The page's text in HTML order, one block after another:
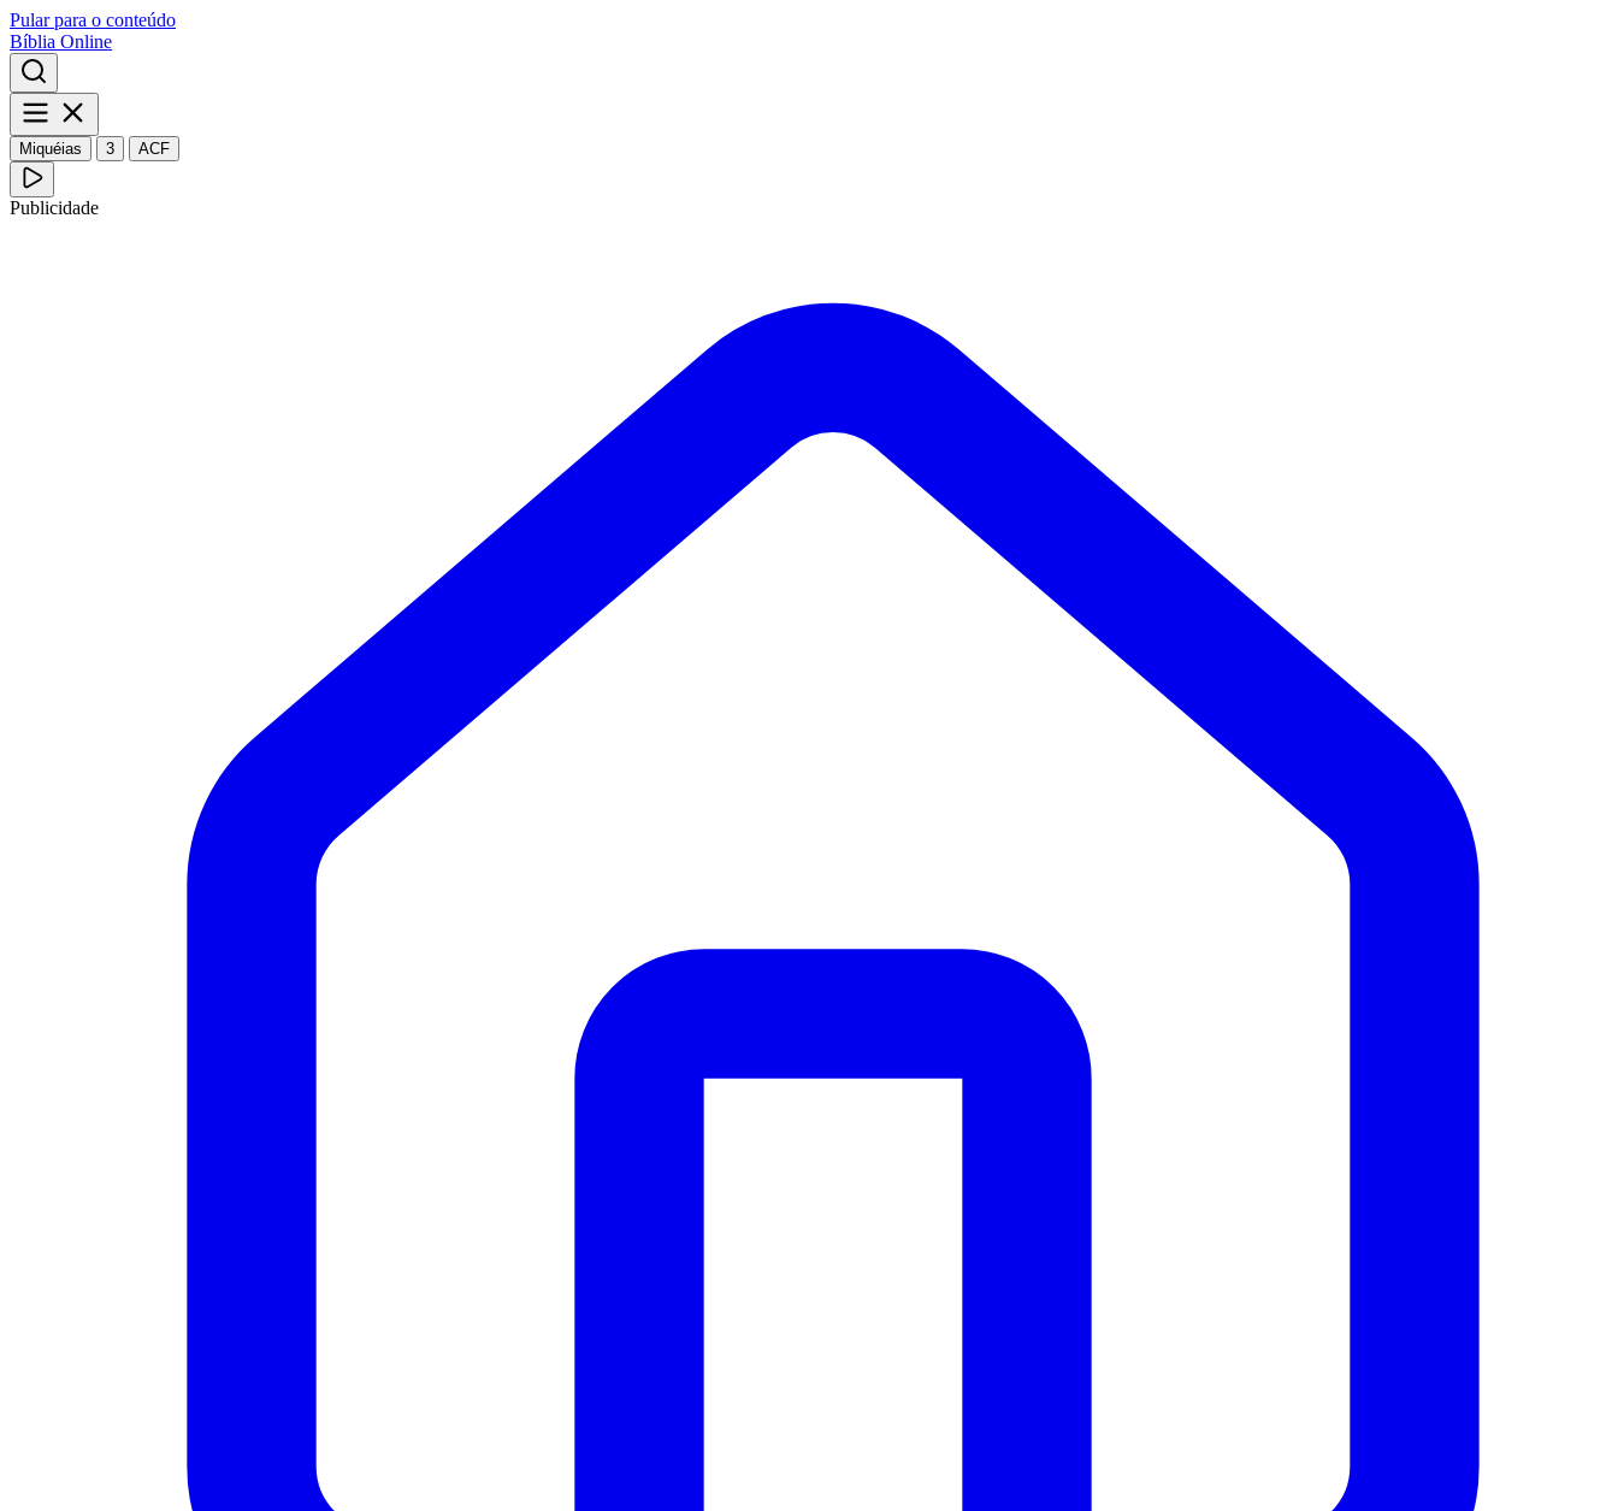
Pular para o conteúdo
Bíblia Online
Miquéias 3 ACF
Publicidade